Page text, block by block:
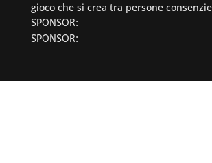
gioco che si crea tra persone
SPONSOR:
SPONSOR: